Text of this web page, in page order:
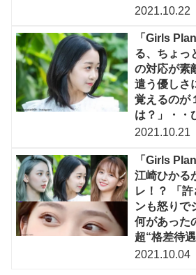
2021.10.22
「Girls
る、ちょっ
の対応が素
遣う優しさ
覚えるのが
は？」・・
2021.10.21
「Girls
江崎ひかる
レ！？ 「
ンも怒りで
何があった
超“格差待
2021.10.04